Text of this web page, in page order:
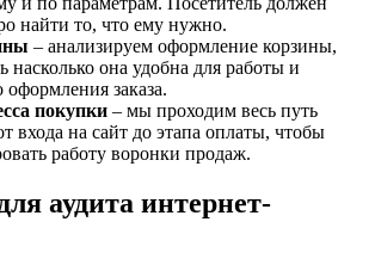
найти то, что ему нужно.
– анализируем оформление корзины,
насколько она удобна для работы и
оформления заказа.
покупки – мы проходим весь путь
входа на сайт до этапа оплаты, чтобы
работу воронки продаж.
аудита интернет-